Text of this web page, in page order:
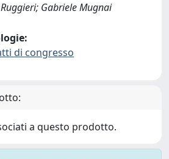
Gabriele Mugnai
di congresso
a questo prodotto.